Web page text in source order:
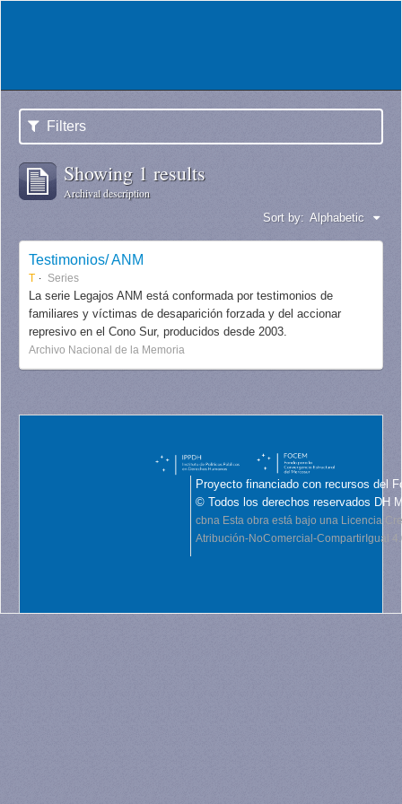
Filters
Showing 1 results
Archival description
Sort by: Alphabetic
Testimonios/ ANM
T Series
La serie Legajos ANM está conformada por testimonios de
familiares y víctimas de desaparición forzada y del accionar
represivo en el Cono Sur, producidos desde 2003.
Archivo Nacional de la Memoria
Proyecto financiado con recursos del
© Todos los derechos reservados DH
cbna Esta obra está bajo una Licencia
Atribución-NoComercial-CompartirIgual